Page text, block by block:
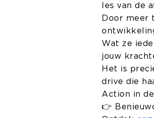
les van de
Door meer
Wat ze
jouw
Het is
drive die
Action in
👉